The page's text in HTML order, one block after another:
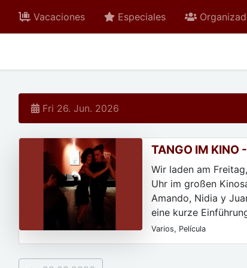
Vacaciones Especiales
Fri 26. Jun. 2026
TANGO IM KINO
Sartori
Wir laden am
Uhr im großen
Amando, Nidia y
eine kurze
Varios, Película